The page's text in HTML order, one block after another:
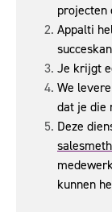
projecten
Appalti
Je krijgt
We
dat je die
Deze
kunnen